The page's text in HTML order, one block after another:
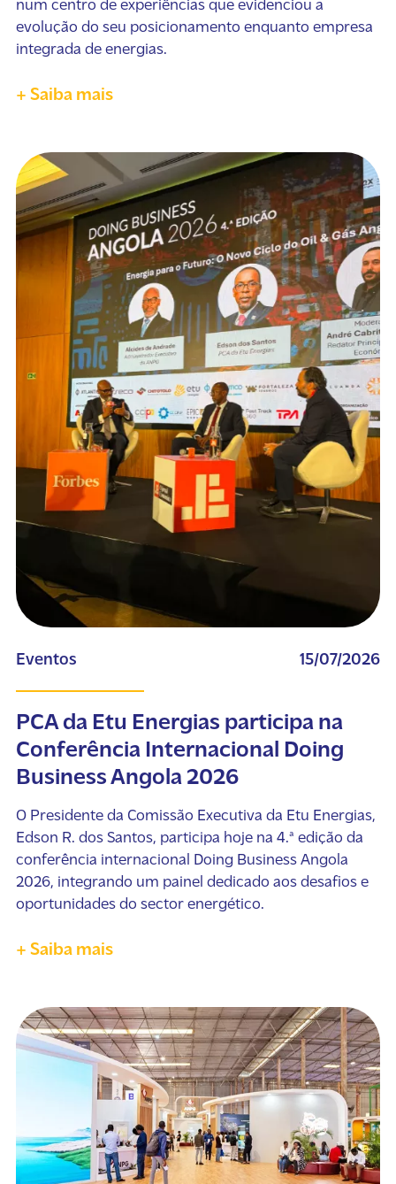
num centro de experiências que evidenciou a
evolução do seu posicionamento enquanto empresa
integrada de energias.
+ Saiba mais
Eventos 15/07/2026
PCA da Etu Energias participa na
Conferência Internacional Doing
Business Angola 2026
O Presidente da Comissão Executiva da Etu Energias,
Edson R. dos Santos, participa hoje na 4.ª edição da
conferência internacional Doing Business Angola
2026, integrando um painel dedicado aos desafios e
oportunidades do sector energético.
+ Saiba mais